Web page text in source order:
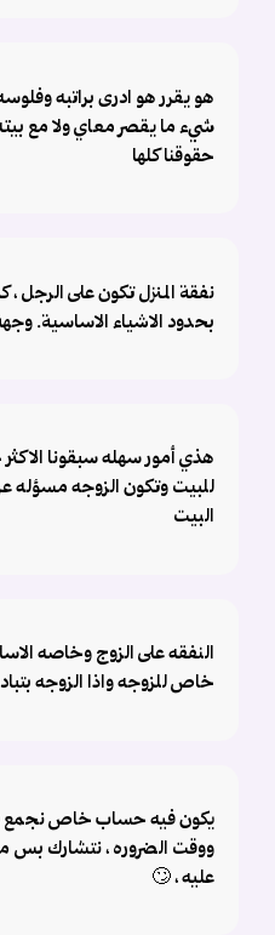
هو يقرر هو ادرى براتبه
شيء ما يقصر معاي ولا مع
حقوقنا كلها
نفقة المنزل تكون على الرجل ،
بحدود الاشياء الاساسية.
هذي أمور سهله سبقونا
للبيت وتكون الزوجه
البيت
النفقه على الزوج وخاصه
خاص للزوجه واذا الزوجه
يكون فيه حساب خاص نجمع
ووقت الضروره ، نتشارك بس
عليه ، 🙄